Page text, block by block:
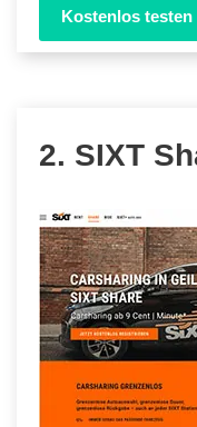
Kostenlos testen
2. SIXT